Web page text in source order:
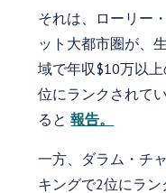
それは、ローリー
ット大都市圏が、
域で年収$10万以
位にランクされて
ると報告。
一方、ダラム・チ
キングで2位にラン